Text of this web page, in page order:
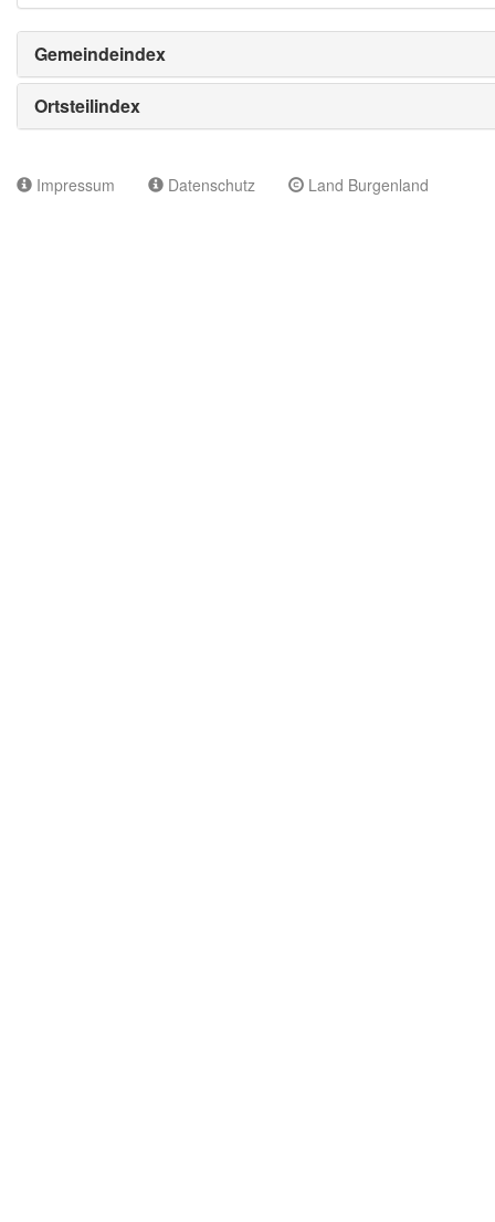
Gemeindeindex
Ortsteilindex
Impressum Datenschutz Land Burgenland